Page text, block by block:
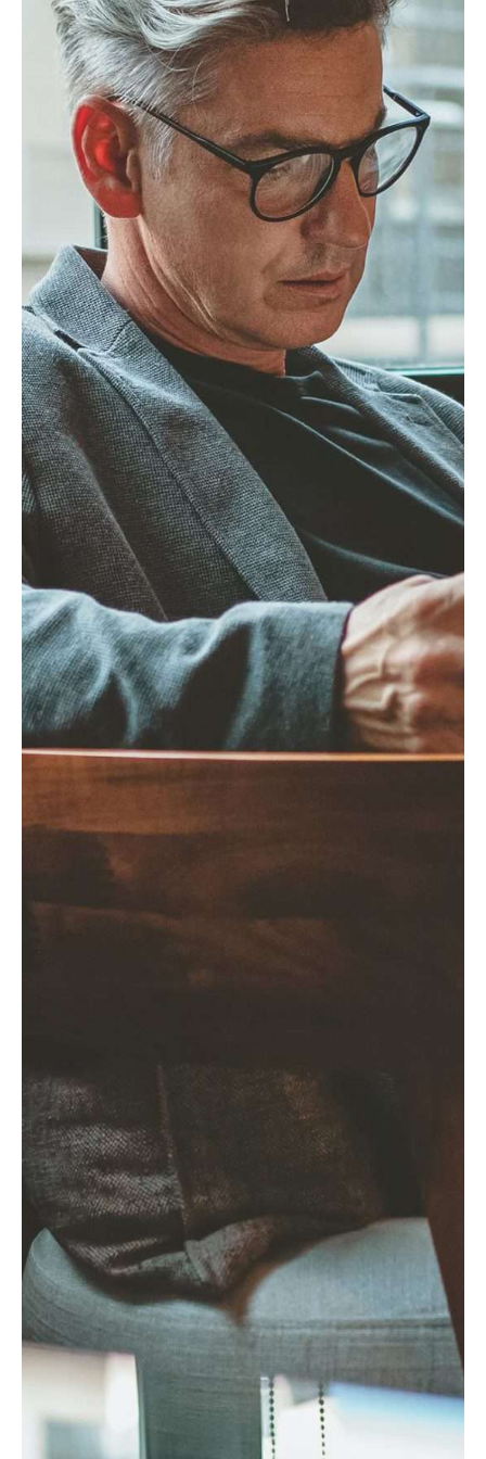
cartões de crédito
usados com inteligência, podem ser aliados
valiosos no dia-a-dia e até ajudar na tua
saúde financeira. Aqui estão algumas
formas de tirar o máximo partido do teu
cartão:
Gestão de emergências – uma despesa
inesperada e sem liquidez no
momento? O cartão pode dar-te um
fôlego extra. Seja uma avaria no carro,
uma conta médica inesperada ou a
avaria de um eletrodoméstico, o cartão
pode garantir que tens uma solução
imediata sem comprometer as tuas
poupanças. No entanto, é essencial
que tenhas um plano para liquidar essa
dívida rapidamente, evitando juros
desnecessários.
Recompensas e cashback– Muitos
cartões oferecem pontos, descontos e
até dinheiro de volta. Se escolhes um
cartão alinhado com os teus hábitos de
consumo, podes acumular benefícios
simplesmente ao fazer as tuas compras
do dia-a-dia. Alguns cartões dão
supermercados ou viagens, enquanto
que gastas. Mas atenção, não gastes
mais apenas para acumular pontos! O
cartões de débito. Em caso de fraude,
clonagem ou disputa de uma compra,
muitos bancos oferecem proteções
adicionais, como a possibilidade de
estornar valores cobrados
indevidamente ou coberturas para
compras online. Se algo correr mal com
a tua encomenda, é mais fácil resolver
o problema com um cartão de crédito
do que com um pagamento direto da
tua conta bancária.
Melhoria do historial de crédito
– Se
usado com responsabilidade, um cartão